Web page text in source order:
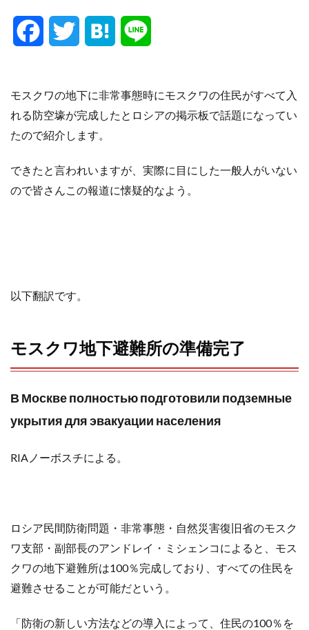
c
e
i
t
t
e
n
e
モスクワの地下に非常事態時にモスクワの住民がすべて入
れる防空壕が完成したとロシアの掲示板で話題になってい
たので紹介します。
できたと言われいますが、実際に目にした一般人がいない
ので皆さんこの報道に懐疑的なよう。
以下翻訳です。
モスクワ地下避難所の準備完了
В Москве полностью подготовили подземные
укрытия для эвакуации населения
RIAノーボスチによる。
ロシア民間防衛問題・非常事態・自然災害復旧省のモスク
ワ支部・副部長のアンドレイ・ミシェンコによると、モス
クワの地下避難所は100％完成しており、すべての住民を
避難させることが可能だという。
「防衛の新しい方法などの導入によって、住民の100％を